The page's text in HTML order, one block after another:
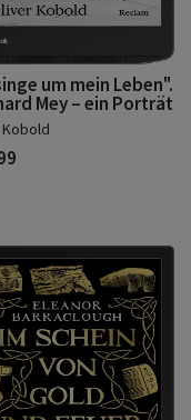
um mein Leben".
Mey – ein Porträt